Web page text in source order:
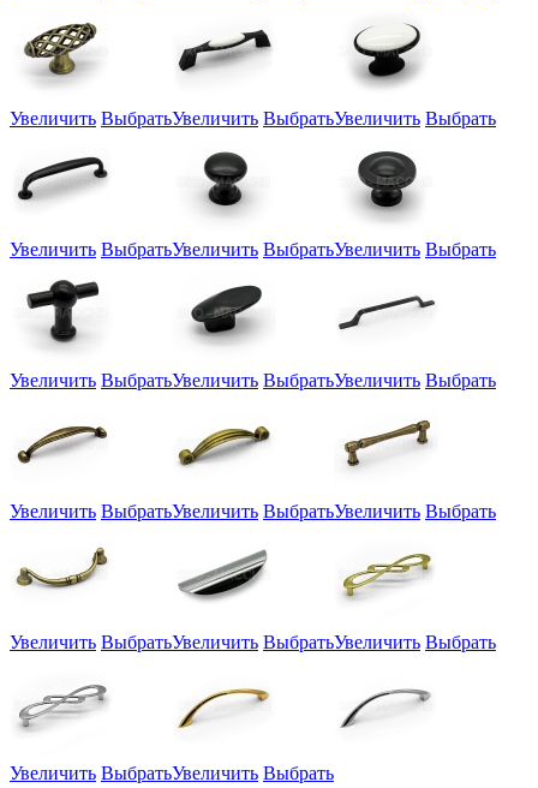
Увеличить ВыбратьУвеличить ВыбратьУвеличить Выбрать
Увеличить ВыбратьУвеличить ВыбратьУвеличить Выбрать
Увеличить ВыбратьУвеличить ВыбратьУвеличить Выбрать
Увеличить ВыбратьУвеличить ВыбратьУвеличить Выбрать
Увеличить ВыбратьУвеличить ВыбратьУвеличить Выбрать
Увеличить ВыбратьУвеличить Выбрать